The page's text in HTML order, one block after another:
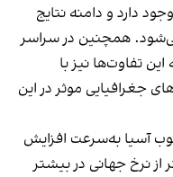
دارد و دامنه نتایج
همچنین در سراسر
تفاوت‌ها نیز با
جغرافیایی موثر در این
آسیا به‌سرعت افزایش
نرخ جهانی در بیشتر